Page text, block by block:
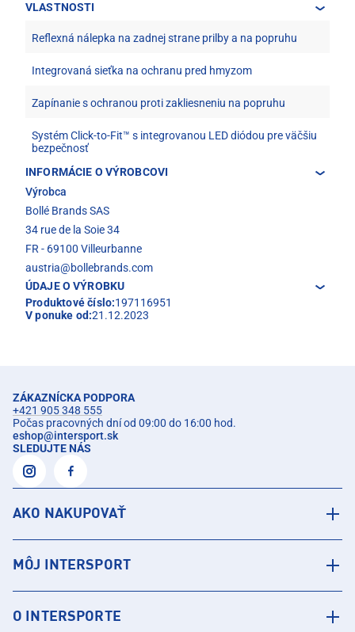
VLASTNOSTI
Reflexná nálepka na zadnej strane prilby a na popruhu
Integrovaná sieťka na ochranu pred hmyzom
Zapínanie s ochranou proti zakliesneniu na popruhu
Systém Click-to-Fit™ s integrovanou LED diódou pre väčšiu
bezpečnosť
INFORMÁCIE O VÝROBCOVI
Výrobca
Bollé Brands SAS
34 rue de la Soie 34
FR - 69100 Villeurbanne
austria@bollebrands.com
ÚDAJE O VÝROBKU
Produktové číslo:197116951
V ponuke od:21.12.2023
ZÁKAZNÍCKA PODPORA
+421 905 348 555
Počas pracovných dní od 09:00 do 16:00 hod.
eshop@intersport.sk
SLEDUJTE NÁS
AKO NAKUPOVAŤ
MÔJ INTERSPORT
O INTERSPORTE